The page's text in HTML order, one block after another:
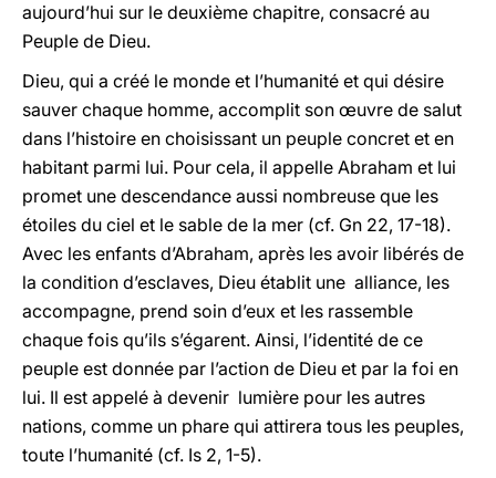
aujourd’hui sur le deuxième chapitre, consacré au
Peuple de Dieu.
Dieu, qui a créé le monde et l’humanité et qui désire
sauver chaque homme, accomplit son œuvre de salut
dans l’histoire en choisissant un peuple concret et en
habitant parmi lui. Pour cela, il appelle Abraham et lui
promet une descendance aussi nombreuse que les
étoiles du ciel et le sable de la mer (cf. Gn 22, 17-18).
Avec les enfants d’Abraham, après les avoir libérés de
la condition d’esclaves, Dieu établit une alliance, les
accompagne, prend soin d’eux et les rassemble
chaque fois qu’ils s’égarent. Ainsi, l’identité de ce
peuple est donnée par l’action de Dieu et par la foi en
lui. Il est appelé à devenir lumière pour les autres
nations, comme un phare qui attirera tous les peuples,
toute l’humanité (cf. Is 2, 1-5).